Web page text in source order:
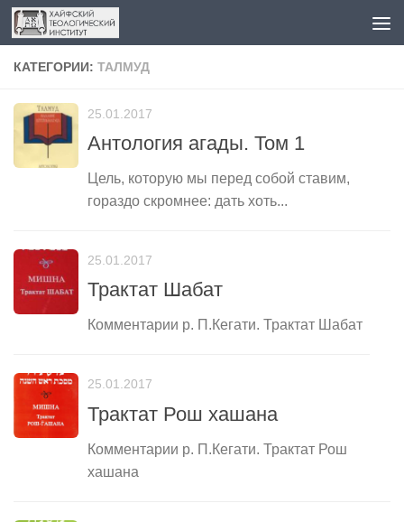
Перейти к содержимому
КАТЕГОРИИ: ТАЛМУД
25.01.2017
Антология агады. Том 1
Цель, которую мы перед собой ставим,
гораздо скромнее: дать хоть...
25.01.2017
Трактат Шабат
Комментарии р. П.Кегати. Трактат Шабат
25.01.2017
Трактат Рош хашана
Комментарии р. П.Кегати. Трактат Рош
хашана